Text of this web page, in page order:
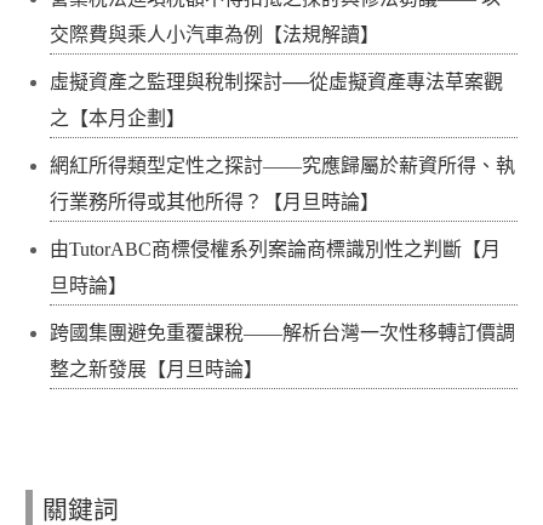
交際費與乘人小汽車為例【法規解讀】
虛擬資產之監理與稅制探討──從虛擬資產專法草案觀
之【本月企劃】
網紅所得類型定性之探討——究應歸屬於薪資所得、執
行業務所得或其他所得？【月旦時論】
由TutorABC商標侵權系列案論商標識別性之判斷【月
旦時論】
跨國集團避免重覆課稅——解析台灣一次性移轉訂價調
整之新發展【月旦時論】
關鍵詞